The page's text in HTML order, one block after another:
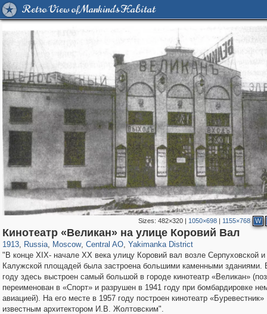
Retro View of Mankind's Habitat
Sizes: 482×320| 1050×698| 1155×768 W
Кинотеатр «Великан» на улице Коровий Вал
1913, Russia
1,407,262 29,248
, Moscow
319,878 8,286
, Central AO
160,021 5,916
, Yakimanka District
13,378 458
"В конце XIX- начале XX века улицу Коровий вал возле Серпуховской и
Калужской площадей была застроена большими каменными зданиями.
году здесь выстроен самый большой в городе кинотеатр «Великан»
переименован в «Спорт» и разрушен в 1941 году при бомбардировке
авиацией). На его месте в 1957 году построен кинотеатр «Буревестник»
известным архитектором И.В. Жолтовским".